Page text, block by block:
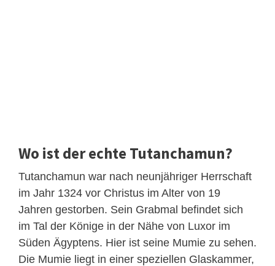
Wo ist der echte Tutanchamun?
Tutanchamun war nach neunjähriger Herrschaft
im Jahr 1324 vor Christus im Alter von 19
Jahren gestorben. Sein Grabmal befindet sich
im Tal der Könige in der Nähe von Luxor im
Süden Ägyptens. Hier ist seine Mumie zu sehen.
Die Mumie liegt in einer speziellen Glaskammer,